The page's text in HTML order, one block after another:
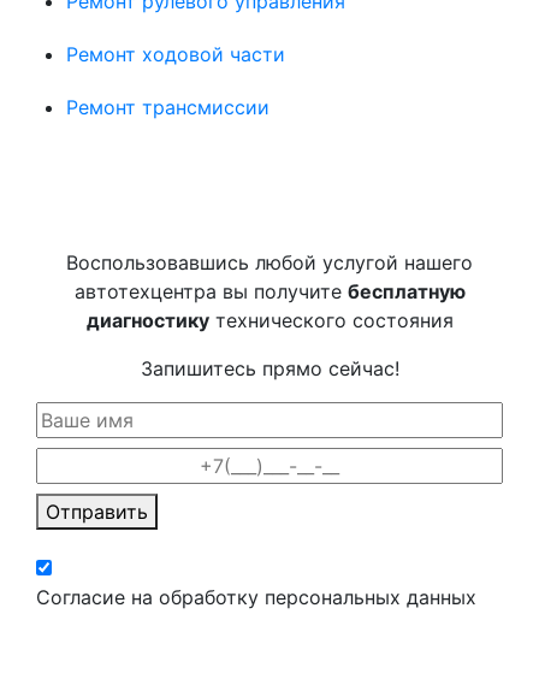
Ремонт ходовой части
Ремонт трансмиссии
Воспользовавшись любой услугой нашего
автотехцентра вы получите бесплатную
диагностикутехнического состояния
Запишитесь прямо сейчас!
Отправить
Согласие на обработку персональных данных